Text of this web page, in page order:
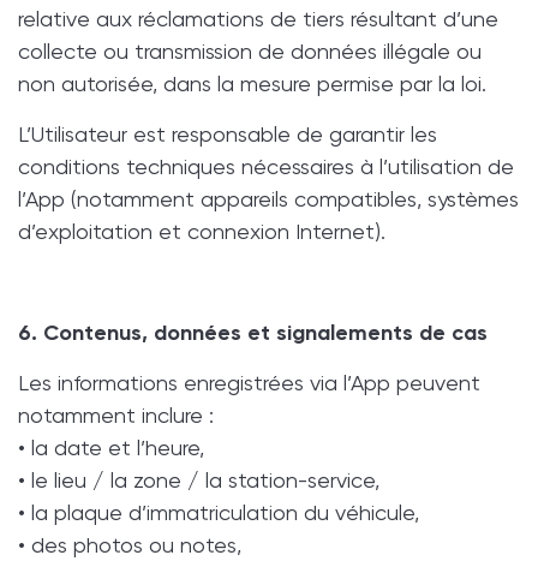
relative aux réclamations de tiers résultant d’une
collecte ou transmission de données illégale ou
non autorisée, dans la mesure permise par la loi.
L’Utilisateur est responsable de garantir les
conditions techniques nécessaires à l’utilisation de
l’App (notamment appareils compatibles, systèmes
d’exploitation et connexion Internet).
6. Contenus, données et signalements de cas
Les informations enregistrées via l’App peuvent
notamment inclure :
• la date et l’heure,
• le lieu / la zone / la station-service,
• la plaque d’immatriculation du véhicule,
• des photos ou notes,